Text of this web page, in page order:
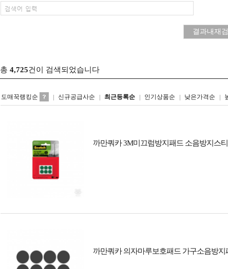
총 4,725건이 검색되었습니다
도매꾹랭킹순 신규공급사순 최근등록순 인기상품순 낮은가격순
리스트형갤러리형
까만쿼카 3M미끄럼방지패드 소음방지스
까만쿼카 의자마루보호패드 가구소음방지